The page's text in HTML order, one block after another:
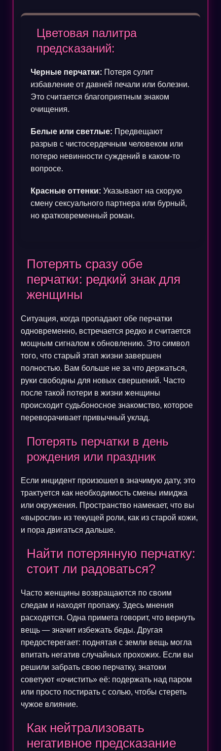
Цветовая палитра
предсказаний:
Черные перчатки: Потеря сулит
избавление от давней печали или болезни.
Это считается благоприятным знаком
очищения.
Белые или светлые: Предвещают
разрыв с чистосердечным человеком или
потерю невинности суждений в каком-то
вопросе.
Красные оттенки: Указывают на скорую
смену сексуального партнера или бурный,
но кратковременный роман.
Потерять сразу обе
перчатки: редкий знак для
женщины
Ситуация, когда пропадают обе перчатки
одновременно, встречается редко и считается
мощным сигналом к обновлению. Это символ
того, что старый этап жизни завершен
полностью. Вам больше не за что держаться,
руки свободны для новых свершений. Часто
после такой потери в жизни женщины
происходит судьбоносное знакомство, которое
переворачивает привычный уклад.
Потерять перчатки в день
рождения или праздник
Если инцидент произошел в значимую дату, это
трактуется как необходимость смены имиджа
или окружения. Пространство намекает, что вы
«выросли» из текущей роли, как из старой кожи,
и пора двигаться дальше.
Найти потерянную перчатку:
стоит ли радоваться?
Часто женщины возвращаются по своим
следам и находят пропажу. Здесь мнения
расходятся. Одна примета говорит, что вернуть
вещь — значит избежать беды. Другая
предостерегает: поднятая с земли вещь могла
впитать негатив случайных прохожих. Если вы
решили забрать свою перчатку, знатоки
советуют «очистить» её: подержать над паром
или просто постирать с солью, чтобы стереть
чужое влияние.
Как нейтрализовать
негативное предсказание